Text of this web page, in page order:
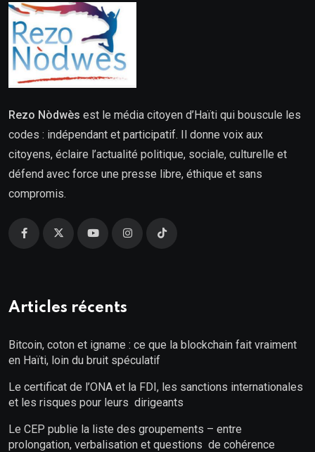
Rezo Nòdwès est le média citoyen d’Haïti qui bouscule les
codes : indépendant et participatif. Il donne voix aux
citoyens, éclaire l’actualité politique, sociale, culturelle et
défend avec force une presse libre, éthique et sans
compromis.
Articles récents
Bitcoin, coton et igname : ce que la blockchain fait vraiment
en Haïti, loin du bruit spéculatif
Le certificat de l’ONA et la FDI, les sanctions internationales
et les risques pour leurs dirigeants
Le CEP publie la liste des groupements – entre
prolongation, verbalisation et questions de cohérence